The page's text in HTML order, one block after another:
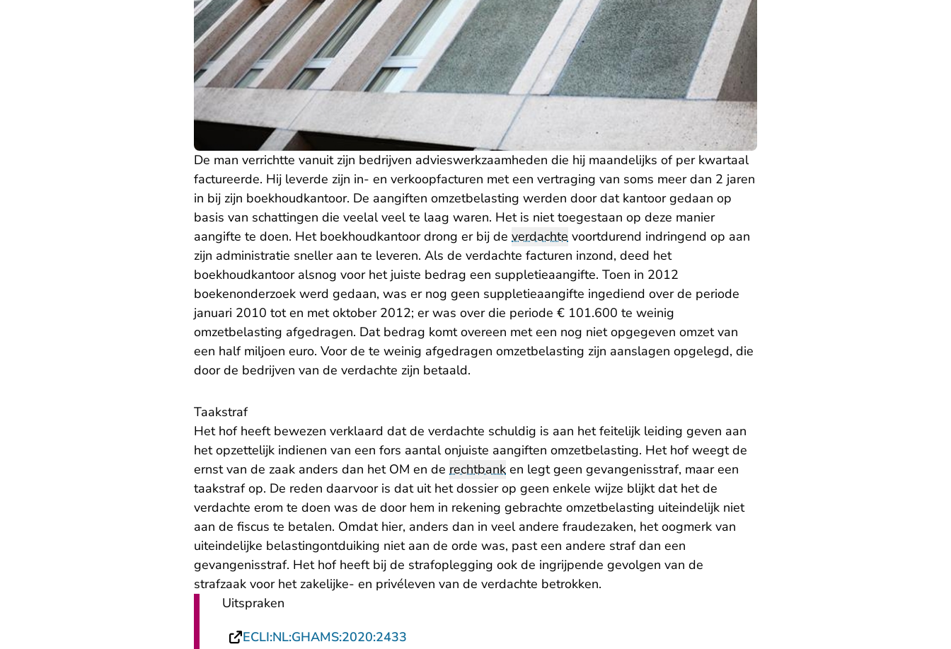
De man verrichtte vanuit zijn bedrijven advieswerkzaamheden die hij maandelijks of per kwartaal
factureerde. Hij leverde zijn in- en verkoopfacturen met een vertraging van soms meer dan 2 jaren
in bij zijn boekhoudkantoor. De aangiften omzetbelasting werden door dat kantoor gedaan op
basis van schattingen die veelal veel te laag waren. Het is niet toegestaan op deze manier
aangifte te doen. Het boekhoudkantoor drong er bij de verdachte voortdurend indringend op aan
zijn administratie sneller aan te leveren. Als de verdachte facturen inzond, deed het
boekhoudkantoor alsnog voor het juiste bedrag een suppletieaangifte. Toen in 2012
boekenonderzoek werd gedaan, was er nog geen suppletieaangifte ingediend over de periode
januari 2010 tot en met oktober 2012; er was over die periode € 101.600 te weinig
omzetbelasting afgedragen. Dat bedrag komt overeen met een nog niet opgegeven omzet van
een half miljoen euro. Voor de te weinig afgedragen omzetbelasting zijn aanslagen opgelegd, die
door de bedrijven van de verdachte zijn betaald.
Taakstraf
Het hof heeft bewezen verklaard dat de verdachte schuldig is aan het feitelijk leiding geven aan
het opzettelijk indienen van een fors aantal onjuiste aangiften omzetbelasting. Het hof weegt de
ernst van de zaak anders dan het OM en de rechtbank en legt geen gevangenisstraf, maar een
taakstraf op. De reden daarvoor is dat uit het dossier op geen enkele wijze blijkt dat het de
verdachte erom te doen was de door hem in rekening gebrachte omzetbelasting uiteindelijk niet
aan de fiscus te betalen. Omdat hier, anders dan in veel andere fraudezaken, het oogmerk van
uiteindelijke belastingontduiking niet aan de orde was, past een andere straf dan een
gevangenisstraf. Het hof heeft bij de strafoplegging ook de ingrijpende gevolgen van de
strafzaak voor het zakelijke- en privéleven van de verdachte betrokken.
Uitspraken
ECLI:NL:GHAMS:2020:2433